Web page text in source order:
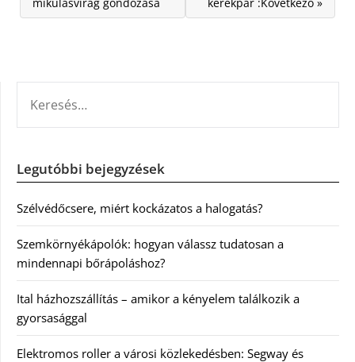
Legutóbbi bejegyzések
Szélvédőcsere, miért kockázatos a halogatás?
Szemkörnyékápolók: hogyan válassz tudatosan a
mindennapi bőrápoláshoz?
Ital házhozszállítás – amikor a kényelem találkozik a
gyorsasággal
Elektromos roller a városi közlekedésben: Segway és